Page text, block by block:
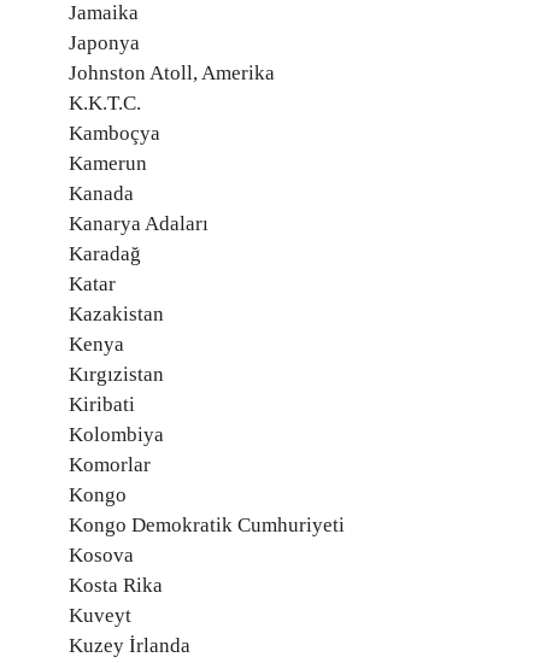
Jamaika
Japonya
Johnston Atoll, Amerika
K.K.T.C.
Kamboçya
Kamerun
Kanada
Kanarya Adaları
Karadağ
Katar
Kazakistan
Kenya
Kırgızistan
Kiribati
Kolombiya
Komorlar
Kongo
Kongo Demokratik Cumhuriyeti
Kosova
Kosta Rika
Kuveyt
Kuzey İrlanda